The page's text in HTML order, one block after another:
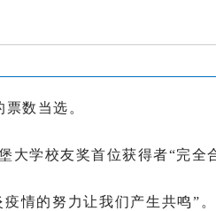
数当选。
学校友奖首位获得者“完全
情的努力让我们产生共鸣”